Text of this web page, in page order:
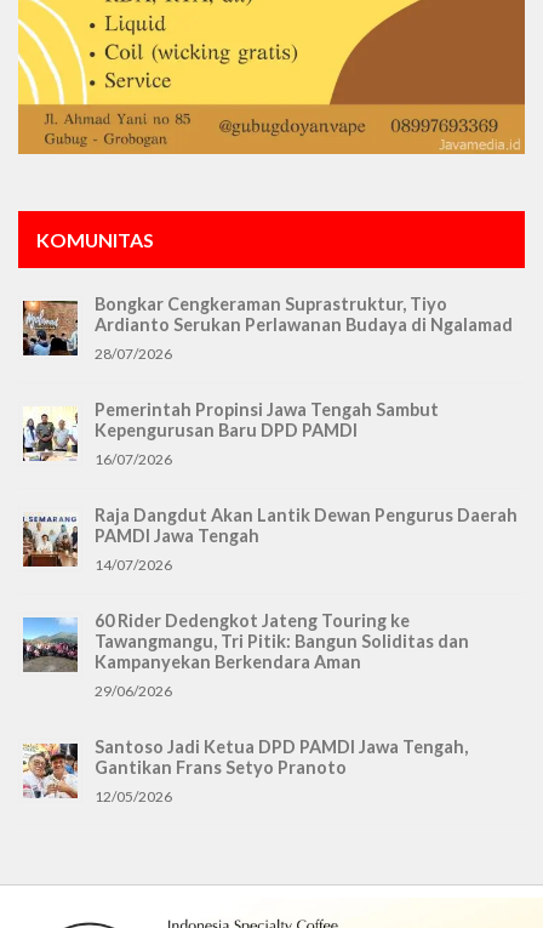
KOMUNITAS
Bongkar Cengkeraman Suprastruktur, Tiyo
Ardianto Serukan Perlawanan Budaya di Ngalamad
28/07/2026
Pemerintah Propinsi Jawa Tengah Sambut
Kepengurusan Baru DPD PAMDI
16/07/2026
Raja Dangdut Akan Lantik Dewan Pengurus Daerah
PAMDI Jawa Tengah
14/07/2026
60 Rider Dedengkot Jateng Touring ke
Tawangmangu, Tri Pitik: Bangun Soliditas dan
Kampanyekan Berkendara Aman
29/06/2026
Santoso Jadi Ketua DPD PAMDI Jawa Tengah,
Gantikan Frans Setyo Pranoto
12/05/2026